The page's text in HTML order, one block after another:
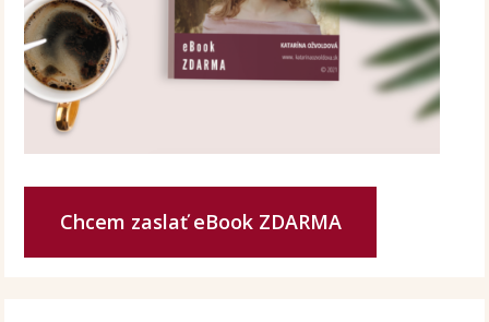
Chcem zaslať eBook ZDARMA